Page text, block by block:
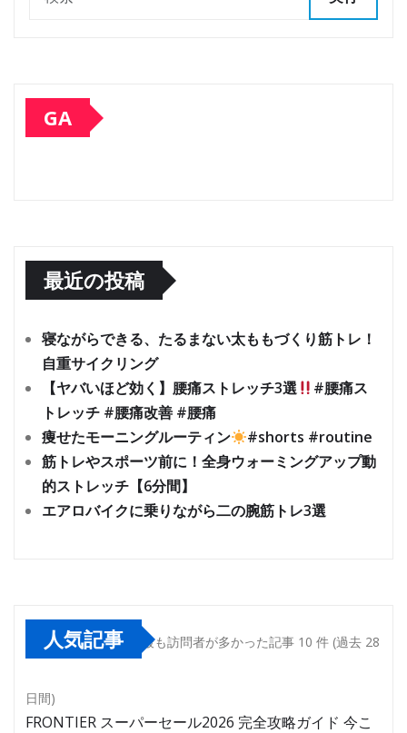
GA
最近の投稿
寝ながらできる、たるまない太ももづくり筋トレ！
自重サイクリング
【ヤバいほど効く】腰痛ストレッチ3選
#腰痛ス
トレッチ #腰痛改善 #腰痛
痩せたモーニングルーティン
#shorts #routine
筋トレやスポーツ前に！全身ウォーミングアップ動
的ストレッチ【6分間】
エアロバイクに乗りながら二の腕筋トレ3選
人気記事 最も訪問者が多かった記事 10 件 (過去 28
日間)
FRONTIER スーパーセール2026 完全攻略ガイド 今こ